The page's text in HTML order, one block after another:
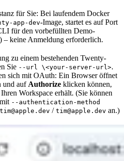
für Sie: Bei laufendem Docker
app-dev-Image, startet es auf Port
für den vorbefüllten Demo-
) – keine Anmeldung erforderlich.
zu einem bestehenden Twenty-
Sie --url \<your-server-url>.
sich mit OAuth: Ein Browser öffnet
und auf Authorize klicken können,
Workspace erhält. (Sie können
--authentication-method
tim@apple.dev / tim@apple.dev an.)